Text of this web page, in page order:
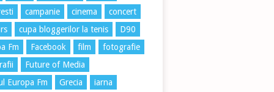
campanie cinema
concert
cupa bloggerilor la tenis
D90
Fm
Facebook film
fotografie
Future of Media
Europa Fm
Grecia
iarna